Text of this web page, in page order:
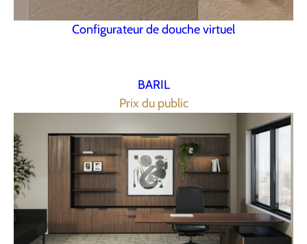
Configurateur de douche virtuel
BARIL
Prix du public